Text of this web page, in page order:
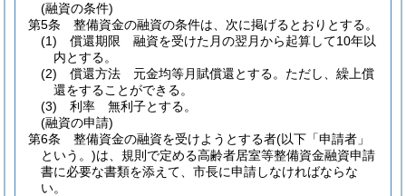
(融資の条件)
第5条
整備資金の融資の条件は、次に掲げるとおりとする。
(1)
償還期限 融資を受けた月の翌月から起算して10年以
内とする。
(2)
償還方法 元金均等月賦償還とする。 ただし、繰上償
還をすることができる。
(3)
利率 無利子とする。
(融資の申請)
第6条
整備資金の融資を受けようとする者(以下「申請者」
という。)は、規則で定める高齢者居室等整備資金融資申請
書に必要な書類を添えて、市長に申請しなければならな
い。